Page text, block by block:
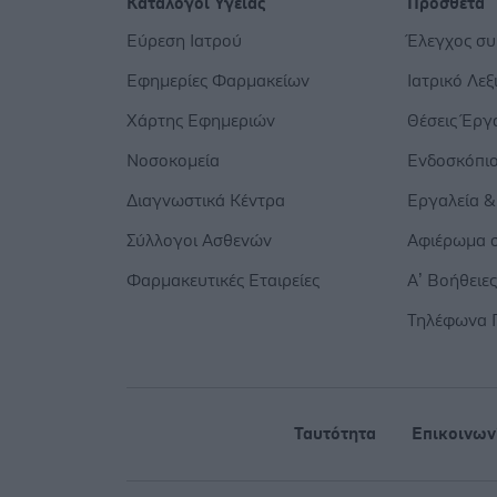
Εύρεση Ιατρού
Εφημερίες Φαρμακείων
Χάρτης Εφημεριών
Νοσοκομεία
Διαγνωστικά Κέντρα
Σύλλογοι Ασθενών
Φαρμακευτικές Εταιρείες
Έλεγχος
Ιατρικό
Θέσεις
Ενδοσκόπιο
Εργαλεία
Αφιέρωμα
Α’ Βοήθειες
Τηλέφωνα
Ταυτότητα